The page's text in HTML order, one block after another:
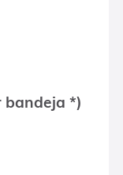
bandeja *)